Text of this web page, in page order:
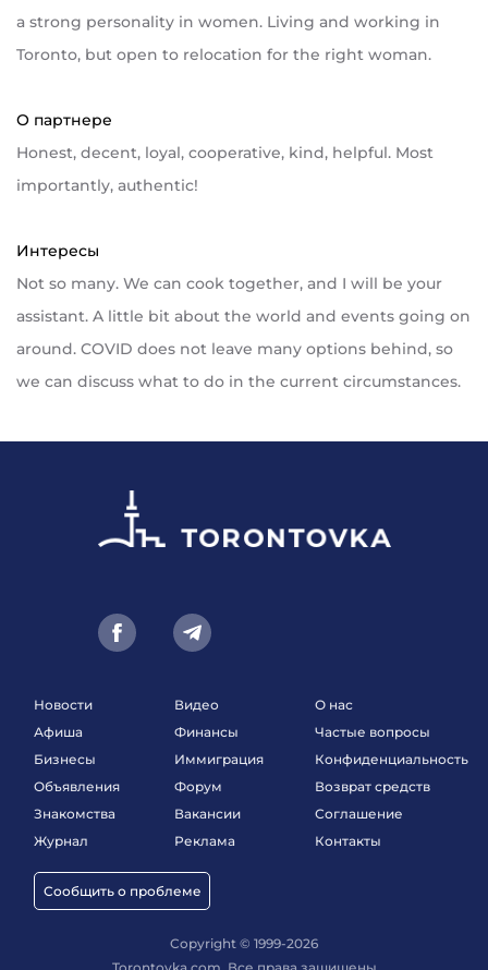
a strong personality in women. Living and working in
Toronto, but open to relocation for the right woman.
О партнере
Honest, decent, loyal, cooperative, kind, helpful. Most
importantly, authentic!
Интересы
Not so many. We can cook together, and I will be your
assistant. A little bit about the world and events going on
around. COVID does not leave many options behind, so
we can discuss what to do in the current circumstances.
Новости
Афиша
Бизнесы
Объявления
Знакомства
Журнал
Сообщить о проблеме
Видео
Финансы
Иммиграция
Форум
Вакансии
Реклама
О нас
Частые вопросы
Конфиденциальность
Возврат средств
Соглашение
Контакты
Copyright © 1999-2026